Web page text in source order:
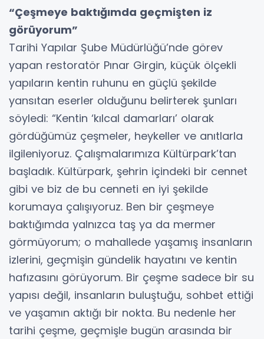
“Çeşmeye baktığımda geçmişten iz
görüyorum”
Tarihi Yapılar Şube Müdürlüğü’nde görev
yapan restoratör Pınar Girgin, küçük ölçekli
yapıların kentin ruhunu en güçlü şekilde
yansıtan eserler olduğunu belirterek şunları
söyledi: “Kentin ‘kılcal damarları’ olarak
gördüğümüz çeşmeler, heykeller ve anıtlarla
ilgileniyoruz. Çalışmalarımıza Kültürpark’tan
başladık. Kültürpark, şehrin içindeki bir cennet
gibi ve biz de bu cenneti en iyi şekilde
korumaya çalışıyoruz. Ben bir çeşmeye
baktığımda yalnızca taş ya da mermer
görmüyorum; o mahallede yaşamış insanların
izlerini, geçmişin gündelik hayatını ve kentin
hafızasını görüyorum. Bir çeşme sadece bir su
yapısı değil, insanların buluştuğu, sohbet ettiği
ve yaşamın aktığı bir nokta. Bu nedenle her
tarihi çeşme, geçmişle bugün arasında bir